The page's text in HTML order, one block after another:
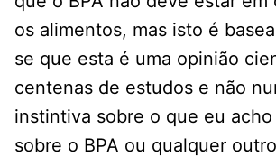
os alimentos, mas isto é
se que esta é uma opinião
centenas de estudos e não
instintiva sobre o que eu
sobre o BPA ou qualquer